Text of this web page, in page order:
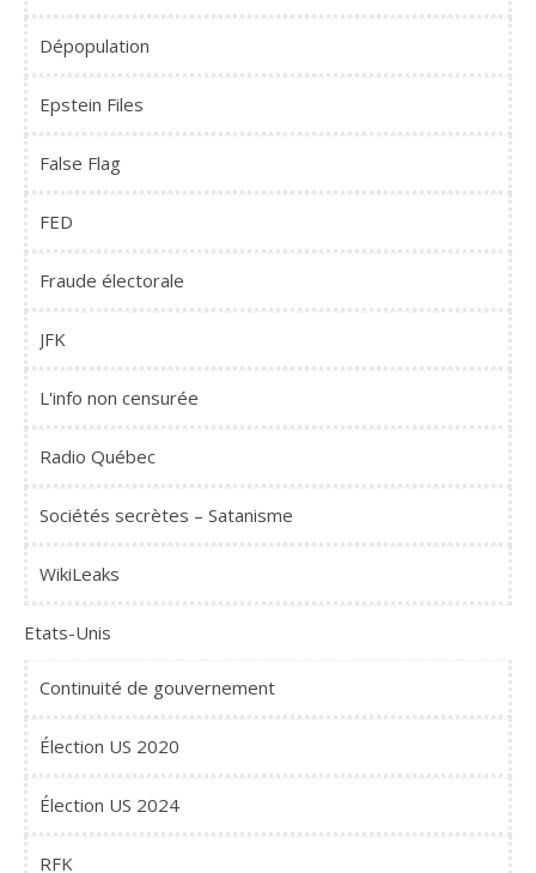
Dépopulation
Epstein Files
False Flag
FED
Fraude électorale
JFK
L'info non censurée
Radio Québec
Sociétés secrètes – Satanisme
WikiLeaks
Etats-Unis
Continuité de gouvernement
Élection US 2020
Élection US 2024
RFK